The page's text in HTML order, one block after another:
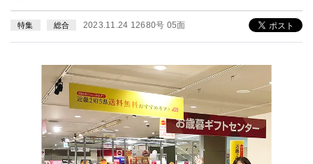
特集 総合 2023.11.24 12680号 05面